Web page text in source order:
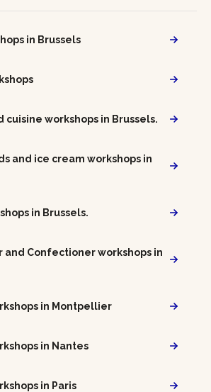
in Brussels
cuisine workshops in Brussels.
and ice cream workshops in
in Brussels.
and Confectioner workshops in
in Montpellier
in Nantes
in Paris